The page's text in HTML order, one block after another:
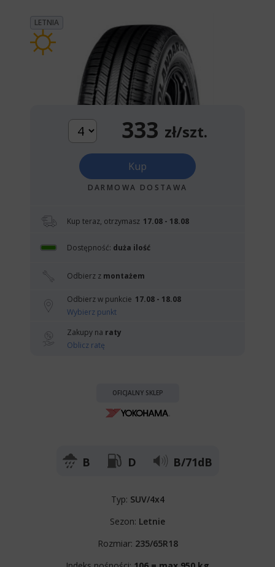
LETNIA
333 zł/szt.
Kup
DARMOWA DOSTAWA
Kup teraz, otrzymasz 17.08 - 18.08
Dostępność: duża ilość
Odbierz z montażem
Odbierz w punkcie 17.08 - 18.08
Wybierz punkt
Zakupy na raty
Oblicz ratę
OFICJALNY SKLEP
B D B/71dB
Typ: SUV/4x4
Sezon: Letnie
Rozmiar: 235/65R18